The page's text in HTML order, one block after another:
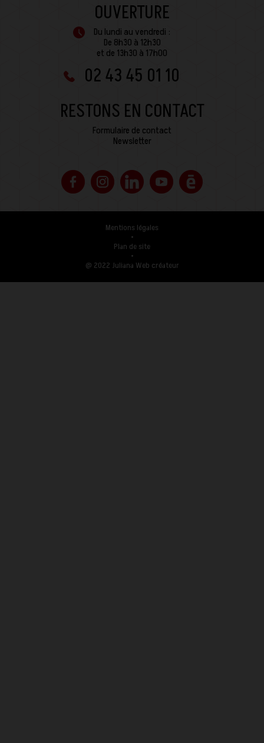
OUVERTURE
Du lundi au vendredi :
De 8h30 à 12h30
et de 13h30 à 17h00
02 43 45 01 10
RESTONS EN CONTACT
Formulaire de contact
Newsletter
Mentions légales
•
Plan de site
•
@ 2022 Juliana Web créateur